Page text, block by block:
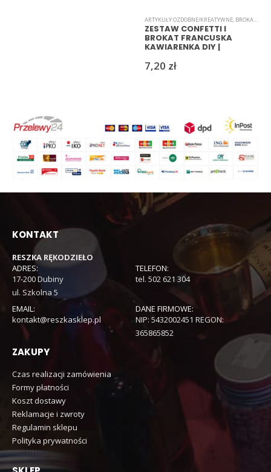
ARTYKUŁY OZDOBNE/KREATYWNE, BROKAT ,
ZESTAW CONFETTI I
BROKAT FRANCUSKA
KAWIARENKA DIY |
7,20 zł
KONTAKT
RESZKA RĘKODZIEŁO
ADRES:
17-200 Dubiny
ul. Szkolna 5
TELEFON:
tel. 502 621 304
EMAIL:
kontakt@reszkasklep.pl
DANE FIRMOWE:
NIP: 5432002451 REGON:
365865852
ZAKUPY
Czas realizacji zamówienia
Formy płatności
Koszt dostawy
Reklamacje i zwroty
Regulamin sklepu
Polityka prywatności